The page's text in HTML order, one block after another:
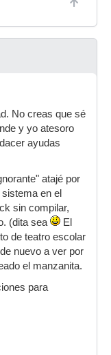
No creas que sé
y yo atesoro
ayudas
atajé por
en el
sin compilar,
(dita sea
El
de teatro escolar
nuevo a ver por
el manzanita.
para